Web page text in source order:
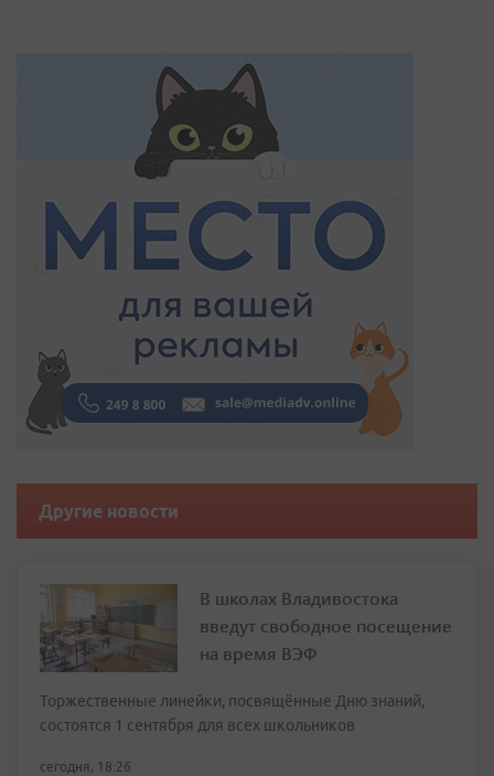
Другие новости
В школах Владивостока
введут свободное посещение
на время ВЭФ
Торжественные линейки, посвящённые Дню знаний,
состоятся 1 сентября для всех школьников
сегодня, 18:26